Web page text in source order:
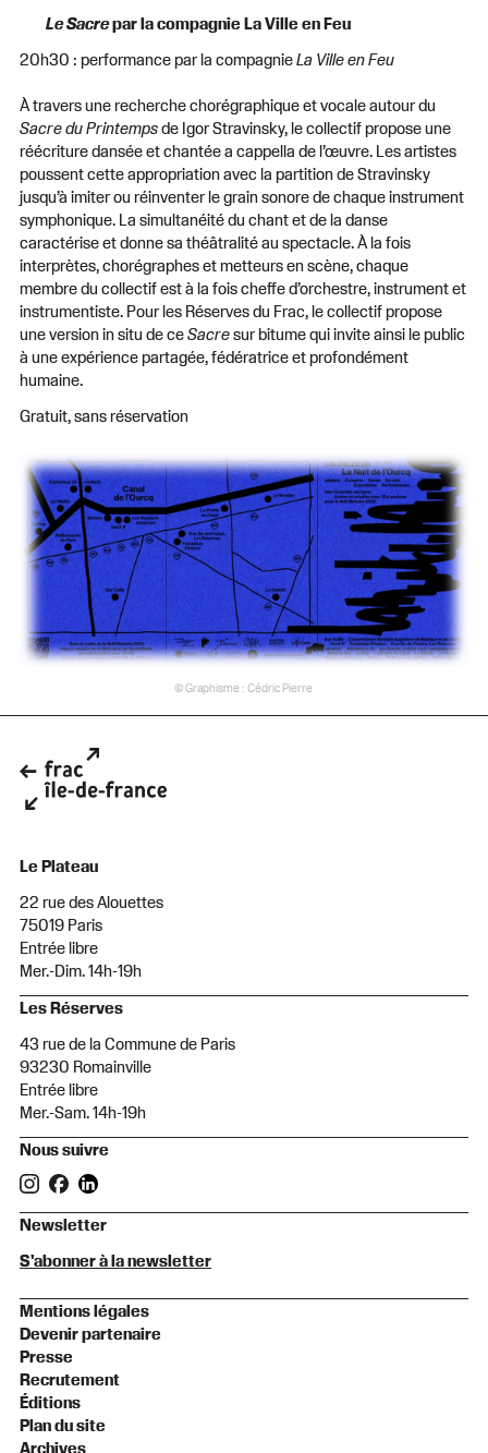
Le Sacrepar la compagnie La Ville en Feu
20h30 : performance par la compagnieLa Ville en Feu
À travers une recherche chorégraphique et vocale autour du
Sacre du Printempsde Igor Stravinsky, le collectif propose une
réécriture dansée et chantée a cappella de l’œuvre. Les artistes
poussent cette appropriation avec la partition de Stravinsky
jusqu’à imiter ou réinventer le grain sonore de chaque instrument
symphonique. La simultanéité du chant et de la danse
caractérise et donne sa théâtralité au spectacle. À la fois
interprètes, chorégraphes et metteurs en scène, chaque
membre du collectif est à la fois cheffe d’orchestre, instrument et
instrumentiste. Pour les Réserves du Frac, le collectif propose
une version in situ de ceSacresur bitume qui invite ainsi le public
à une expérience partagée, fédératrice et profondément
humaine.
Gratuit, sans réservation
© Graphisme : Cédric Pierre
Le Plateau
22 rue des Alouettes
75019 Paris
Entrée libre
Mer.-Dim. 14h-19h
Les Réserves
43 rue de la Commune de Paris
93230 Romainville
Entrée libre
Mer.-Sam. 14h-19h
Nous suivre
Newsletter
S'abonner à la newsletter
Mentions légales
Devenir partenaire
Presse
Recrutement
Éditions
Plan du site
Archives